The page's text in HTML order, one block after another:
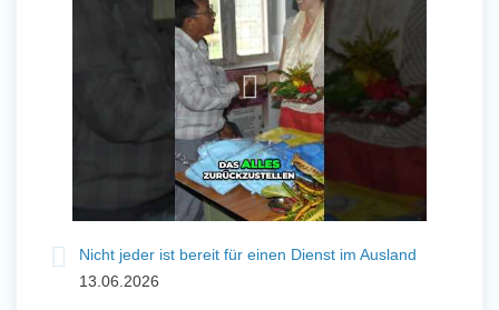
Nicht jeder ist bereit für einen Dienst im Ausland
13.06.2026